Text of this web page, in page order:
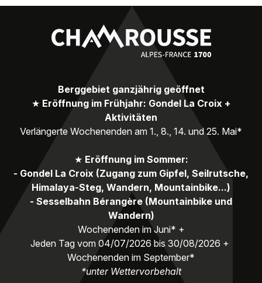
Berggebiet ganzjährig geöffnet
★ Eröffnung im Frühjahr: Gondel La Croix +
Aktivitäten
Verlängerte Wochenenden am 1., 8., 14. und 25. Mai*
★ Eröffnung im Sommer:
- Gondel La Croix (Zugang zum Gipfel, Seilrutsche,
Himalaya-Steg, Wandern, Mountainbike...)
- Sesselbahn Bérangère (Mountainbike und
Wandern)
Wochenenden im Juni* +
Jeden Tag vom 04/07/2026 bis 30/08/2026 +
Wochenenden im September*
*unter Wettervorbehalt